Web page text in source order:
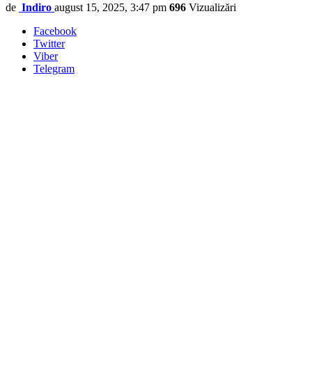
de Indiro august 15, 2025, 3:47 pm 696 Vizualizări
Facebook
Twitter
Viber
Telegram